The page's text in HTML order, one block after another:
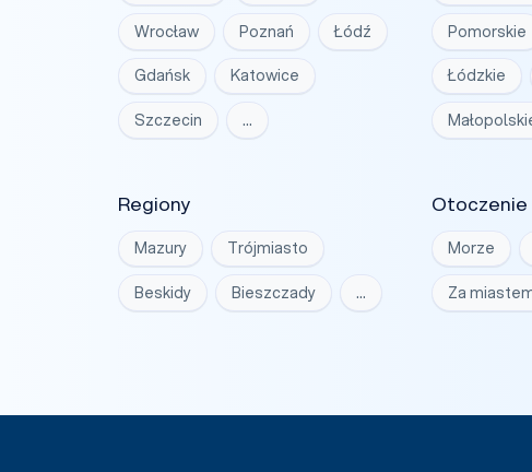
Wrocław Poznań Łódź
Gdańsk Katowice
Szczecin …
Pomorskie
Łódzkie
Regiony
Mazury Trójmiasto
Beskidy Bieszczady …
Otoczenie
Morze
Za